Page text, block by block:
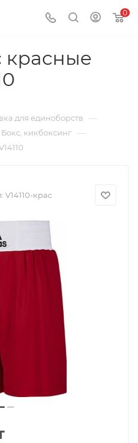
0
для единоборств —
Бокс, кикбоксинг —
V14110-крас